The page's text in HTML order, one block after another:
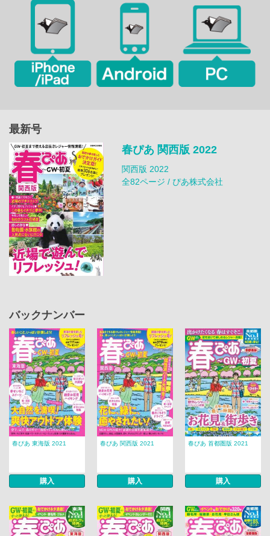
最新号
春ぴあ 関西版 2022
関西版 2022
全82ページ / ぴあ株式会社
バックナンバー
春ぴあ 東海版 2021
購入
春ぴあ 関西版 2021
購入
春ぴあ 首都圏版 2021
購入